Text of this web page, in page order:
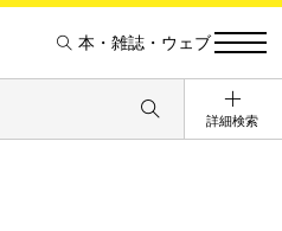
本・雑誌・ウェブ
詳細検索